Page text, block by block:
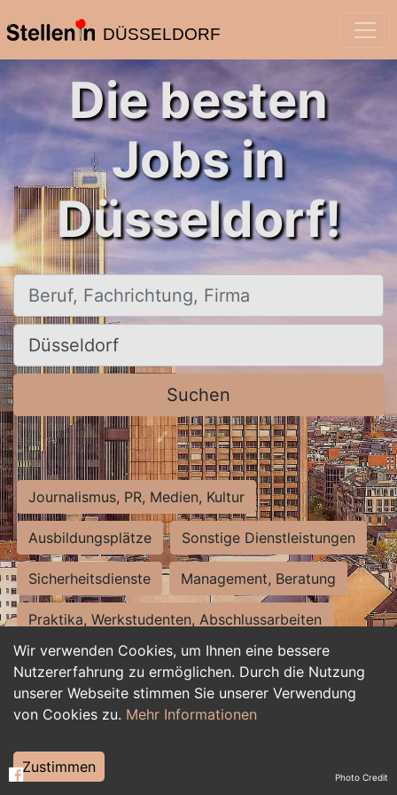
DÜSSELDORF
Wir verwenden Cookies, um Ihnen eine bessere
Nutzererfahrung zu ermöglichen. Durch die Nutzung
unserer Webseite stimmen Sie unserer Verwendung
von Cookies zu. Mehr Informationen
Zustimmen
Die besten
Jobs in
Düsseldorf!
Beruf, Fachrichtung, Firma
Ort, Stadt
Suchen
Journalismus, PR, Medien, Kultur
Ausbildungsplätze Sonstige Dienstleistungen
Sicherheitsdienste Management, Beratung
Praktika, Werkstudenten, Abschlussarbeiten
Personalwesen Assistenz, Sekretariat
Hilfskräfte, Aushilfs- und Nebenjobs
Weiterbildung, Studium, duale Ausbildung Photo Credit